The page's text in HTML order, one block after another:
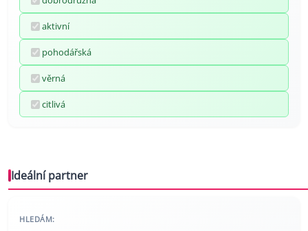
aktivní
pohodářská
věrná
citlivá
Ideální partner
HLEDÁM: